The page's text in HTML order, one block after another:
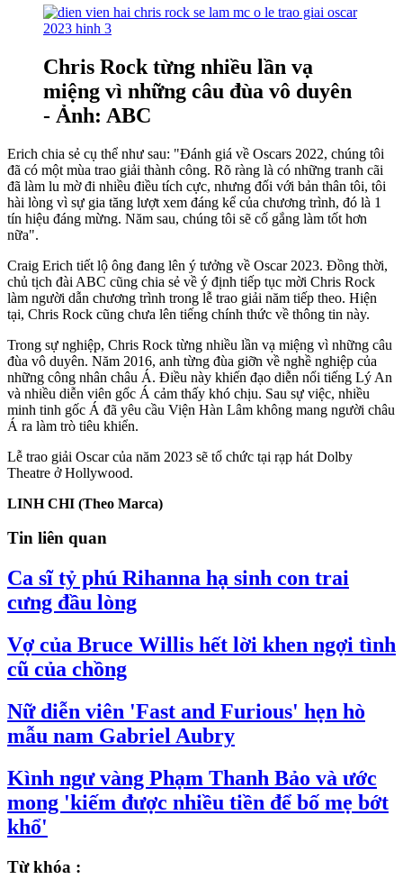
Chris Rock từng nhiều lần vạ
miệng vì những câu đùa vô duyên
- Ảnh: ABC
Erich chia sẻ cụ thể như sau: "Đánh giá về Oscars 2022, chúng tôi
đã có một mùa trao giải thành công. Rõ ràng là có những tranh cãi
đã làm lu mờ đi nhiều điều tích cực, nhưng đối với bản thân tôi, tôi
hài lòng vì sự gia tăng lượt xem đáng kể của chương trình, đó là 1
tín hiệu đáng mừng. Năm sau, chúng tôi sẽ cố gắng làm tốt hơn
nữa".
Craig Erich tiết lộ ông đang lên ý tưởng về Oscar 2023. Đồng thời,
chủ tịch đài ABC cũng chia sẻ về ý định tiếp tục mời Chris Rock
làm người dẫn chương trình trong lễ trao giải năm tiếp theo. Hiện
tại, Chris Rock cũng chưa lên tiếng chính thức về thông tin này.
Trong sự nghiệp, Chris Rock từng nhiều lần vạ miệng vì những câu
đùa vô duyên. Năm 2016, anh từng đùa giỡn về nghề nghiệp của
những công nhân châu Á. Điều này khiến đạo diễn nổi tiếng Lý An
và nhiều diễn viên gốc Á cảm thấy khó chịu. Sau sự việc, nhiều
minh tinh gốc Á đã yêu cầu Viện Hàn Lâm không mang người châu
Á ra làm trò tiêu khiển.
Lễ trao giải Oscar của năm 2023 sẽ tổ chức tại rạp hát Dolby
Theatre ở Hollywood.
LINH CHI (Theo Marca)
Tin liên quan
Ca sĩ tỷ phú Rihanna hạ sinh con trai
cưng đầu lòng
Vợ của Bruce Willis hết lời khen ngợi tình
cũ của chồng
Nữ diễn viên 'Fast and Furious' hẹn hò
mẫu nam Gabriel Aubry
Kình ngư vàng Phạm Thanh Bảo và ước
mong 'kiếm được nhiều tiền để bố mẹ bớt
khổ'
Từ khóa :